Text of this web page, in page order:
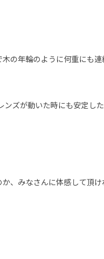
の年輪のように何重にも連
ンズが動いた時にも安定した
、みなさんに体感して頂け